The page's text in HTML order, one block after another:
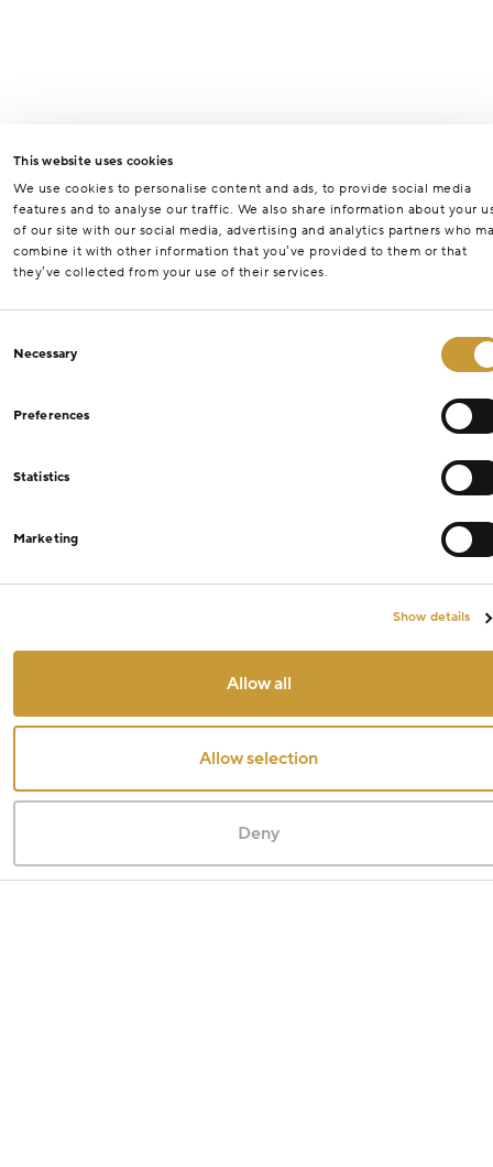
This website uses cookies
We use cookies to personalise content and ads, to provide social media
features and to analyse our traffic. We also share information about your
of our site with our social media, advertising and analytics partners who
combine it with other information that you’ve provided to them or that
they’ve collected from your use of their services.
Selection
Necessary
Preferences
Statistics
Marketing
Show details
Allow all
Allow selection
Deny